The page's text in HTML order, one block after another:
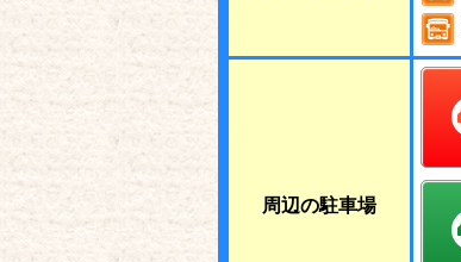
周辺の駐車場